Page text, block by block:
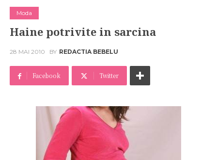
Moda
Haine potrivite in sarcina
28 MAI 2010 BY REDACTIA BEBELU
Facebook Twitter